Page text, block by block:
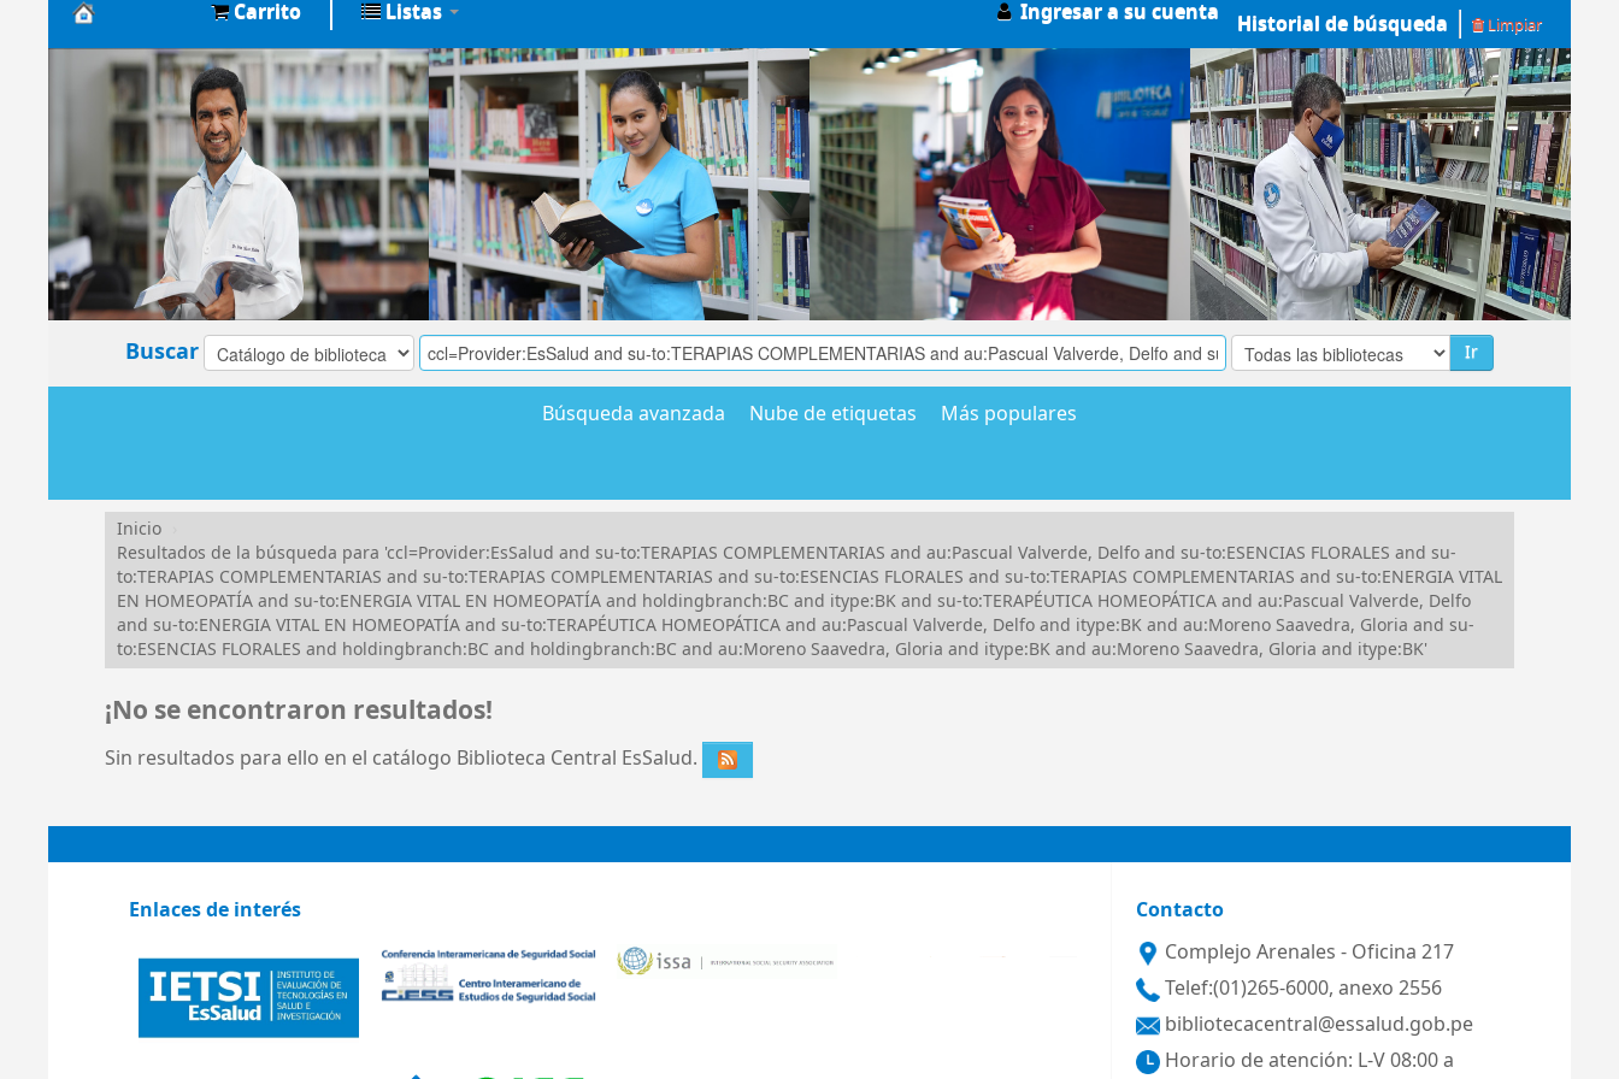
Biblioteca
Central
EsSalud
Carrito Listas Ingresar a su cuenta Historial de búsqueda Limpiar
Buscar Ir
Búsqueda avanzada Nube de etiquetas Más populares
Inicio
Resultados de la búsqueda para 'ccl=Provider:EsSalud and su-to:TERAPIAS COMPLEMENTARIAS and au:Pascual Valverde, Delfo and su-to:ESENCIAS FLORALES and su-
to:TERAPIAS COMPLEMENTARIAS and su-to:TERAPIAS COMPLEMENTARIAS and su-to:ESENCIAS FLORALES and su-to:TERAPIAS COMPLEMENTARIAS and su-to:ENERGIA VITAL
EN HOMEOPATÍA and su-to:ENERGIA VITAL EN HOMEOPATÍA and holdingbranch:BC and itype:BK and su-to:TERAPÉUTICA HOMEOPÁTICA and au:Pascual Valverde, Delfo
and su-to:ENERGIA VITAL EN HOMEOPATÍA and su-to:TERAPÉUTICA HOMEOPÁTICA and au:Pascual Valverde, Delfo and itype:BK and au:Moreno Saavedra, Gloria and su-
to:ESENCIAS FLORALES and holdingbranch:BC and holdingbranch:BC and au:Moreno Saavedra, Gloria and itype:BK and au:Moreno Saavedra, Gloria and itype:BK'
¡No se encontraron resultados!
Sin resultados para ello en el catálogo Biblioteca Central EsSalud.
Enlaces de interés
Contacto
Complejo Arenales - Oficina 217
Telef:(01)265-6000, anexo 2556
bibliotecacentral@essalud.gob.pe
Horario de atención: L-V 08:00 a